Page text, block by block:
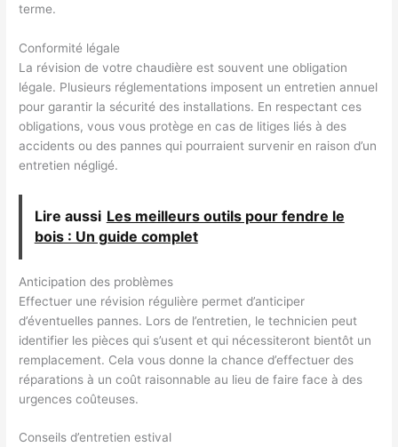
terme.
Conformité légale
La révision de votre chaudière est souvent une obligation
légale. Plusieurs réglementations imposent un entretien annuel
pour garantir la sécurité des installations. En respectant ces
obligations, vous vous protège en cas de litiges liés à des
accidents ou des pannes qui pourraient survenir en raison d’un
entretien négligé.
Lire aussi Les meilleurs outils pour fendre le
bois : Un guide complet
Anticipation des problèmes
Effectuer une révision régulière permet d’anticiper
d’éventuelles pannes. Lors de l’entretien, le technicien peut
identifier les pièces qui s’usent et qui nécessiteront bientôt un
remplacement. Cela vous donne la chance d’effectuer des
réparations à un coût raisonnable au lieu de faire face à des
urgences coûteuses.
Conseils d’entretien estival